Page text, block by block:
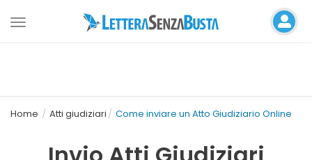
Toggle
Home Atti giudiziari Come inviare un Atto Giudiziario Online